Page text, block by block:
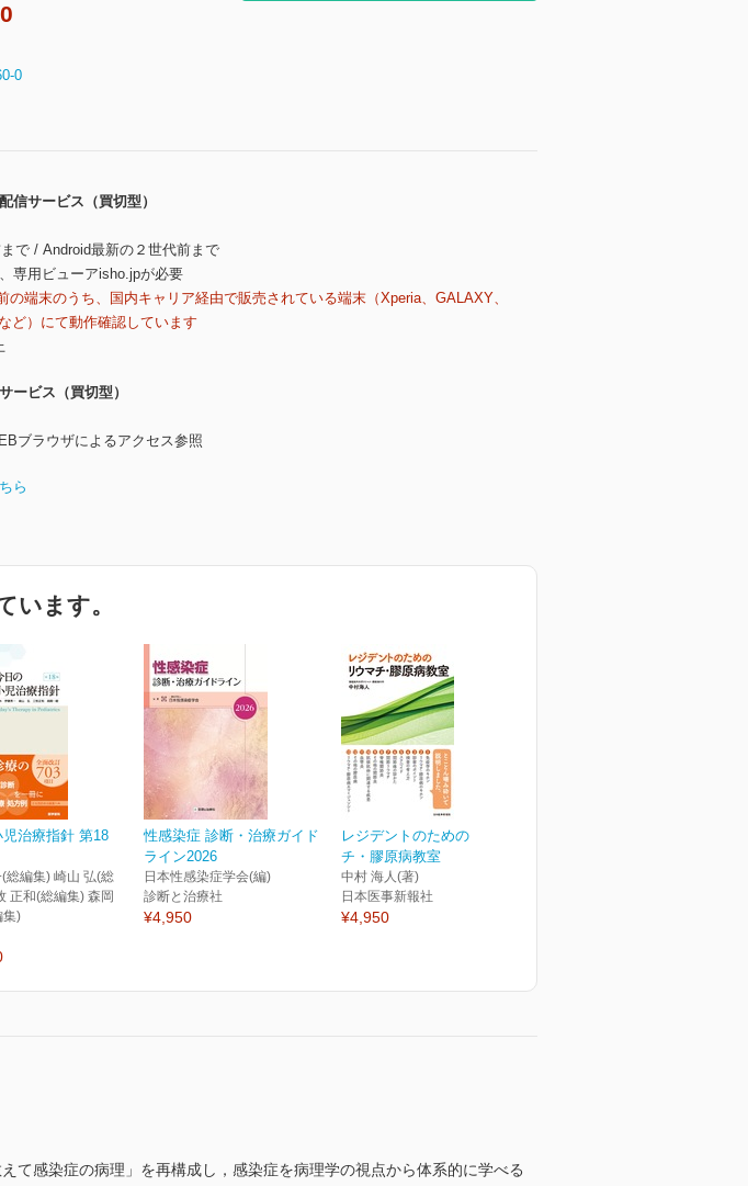
0
信サービス（買切型）
で / Android最新の２世代前まで
専用ビューアisho.jpが必要
端末のうち、国内キャリア経由で販売されている端末（Xperia、GALAXY、
ど）にて動作確認しています
ービス（買切型）
ブラウザによるアクセス参照
ら
います。
治療指針 第18
総編集) 崎山 弘(総
正和(総編集) 森岡
集)
性感染症 診断・治療ガイド
ライン2026
日本性感染症学会(編)
診断と治療社
¥4,950
レジデントのためのリウマ
チ・膠原病教室
中村 海人(著)
日本医事新報社
¥4,950
て感染症の病理」を再構成し，感染症を病理学の視点から体系的に学べる